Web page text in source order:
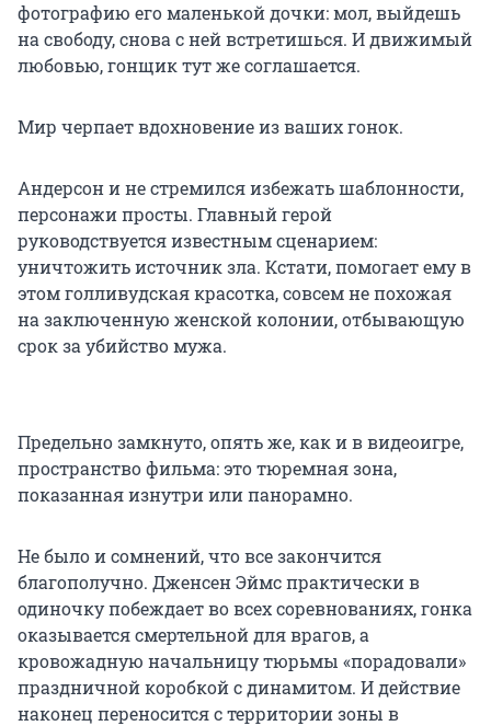
фотографию его маленькой дочки: мол, выйдешь
на свободу, снова с ней встретишься. И движимый
любовью, гонщик тут же соглашается.
Мир черпает вдохновение из ваших гонок.
Андерсон и не стремился избежать шаблонности,
персонажи просты. Главный герой
руководствуется известным сценарием:
уничтожить источник зла. Кстати, помогает ему в
этом голливудская красотка, совсем не похожая
на заключенную женской колонии, отбывающую
срок за убийство мужа.
Предельно замкнуто, опять же, как и в видеоигре,
пространство фильма: это тюремная зона,
показанная изнутри или панорамно.
Не было и сомнений, что все закончится
благополучно. Дженсен Эймс практически в
одиночку побеждает во всех соревнованиях, гонка
оказывается смертельной для врагов, а
кровожадную начальницу тюрьмы «порадовали»
праздничной коробкой с динамитом. И действие
наконец переносится с территории зоны в